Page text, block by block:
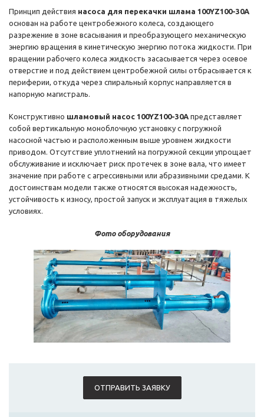
Принцип действия насоса для перекачки шлама 100YZ100-30A
основан на работе центробежного колеса, создающего
разрежение в зоне всасывания и преобразующего механическую
энергию вращения в кинетическую энергию потока жидкости. При
вращении рабочего колеса жидкость засасывается через осевое
отверстие и под действием центробежной силы отбрасывается к
периферии, откуда через спиральный корпус направляется в
напорную магистраль.
Конструктивно шламовый насос 100YZ100-30A представляет
собой вертикальную моноблочную установку с погружной
насосной частью и расположенным выше уровнем жидкости
приводом. Отсутствие уплотнений на погружной секции упрощает
обслуживание и исключает риск протечек в зоне вала, что имеет
значение при работе с агрессивными или абразивными средами. К
достоинствам модели также относятся высокая надежность,
устойчивость к износу, простой запуск и эксплуатация в тяжелых
условиях.
Фото оборудования
ОТПРАВИТЬ ЗАЯВКУ